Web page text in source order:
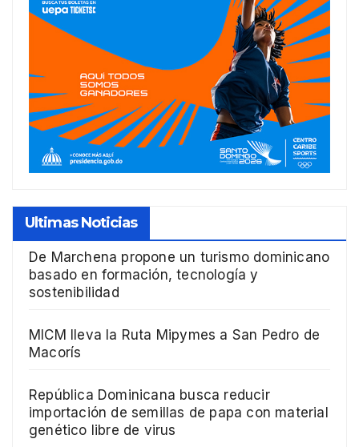
Ultimas Noticias
De Marchena propone un turismo dominicano
basado en formación, tecnología y
sostenibilidad
MICM lleva la Ruta Mipymes a San Pedro de
Macorís
República Dominicana busca reducir
importación de semillas de papa con material
genético libre de virus